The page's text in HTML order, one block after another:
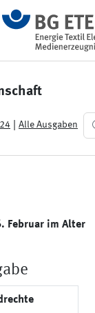
Alle Ausgaben
Februar im Alter